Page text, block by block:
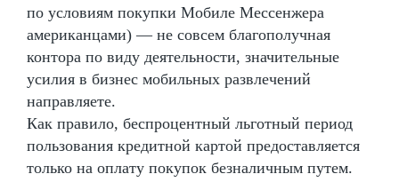
по условиям покупки Мобиле Мессенжера
американцами) — не совсем благополучная
контора по виду деятельности, значительные
усилия в бизнес мобильных развлечений
направляете.
Как правило, беспроцентный льготный период
пользования кредитной картой предоставляется
только на оплату покупок безналичным путем.